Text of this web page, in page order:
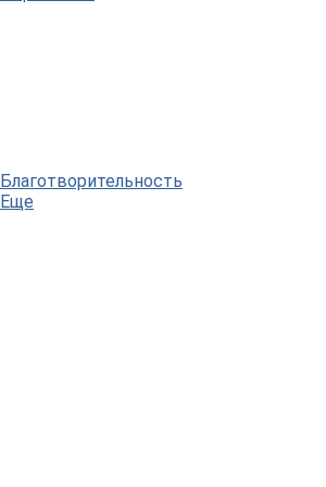
Благотворительность
Еще